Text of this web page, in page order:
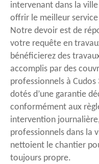
intervenant dans la ville
offrir le meilleur
Notre devoir est de
votre requête en
bénéficierez des
accomplis par des
professionnels à
dotés d’une garantie
conformément aux
intervention
professionnels dans la
nettoient le chantier
toujours propre.